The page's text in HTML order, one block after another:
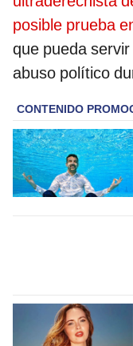
posible prueba
que pueda
abuso político